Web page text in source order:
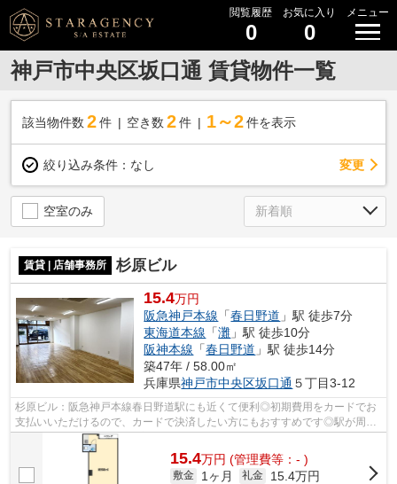
閲覧履歴
0
お気に入り
0
メニュー
神戸市中央区坂口通 賃貸物件一覧
該当物件数 2件 空き数 2 件 1～2 件を表示
絞り込み条件： なし 変更
空室のみ
賃貸 | 店舗事務所 杉原ビル
15.4万円
阪急神戸本線 「春日野道 」駅 徒歩7分
東海道本線 「灘 」駅 徒歩10分
阪神本線 「春日野道 」駅 徒歩14分
築47年 / 58.00㎡
兵庫県神戸市中央区坂口通 ５丁目3-12
杉原ビル：阪急神戸本線春日野道駅にも近くて便利◎初期費用をカードでお
支払いいただけるので、カードで決済したい方にもおすすめです◎駅が周辺
に2つあるので行動範囲が広がります(#^^#)
15.4万円 (管理費等：- )
敷金 1ヶ月 礼金
15.4万円